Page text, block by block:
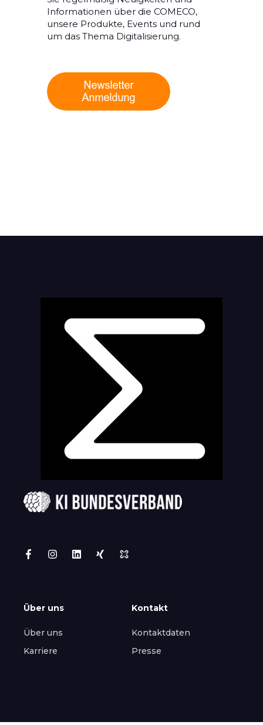
Informationen über die COMECO,
unsere Produkte, Events und rund
um das Thema Digitalisierung.
Über uns
Über uns
Karriere
Kontakt
Kontaktdaten
Presse